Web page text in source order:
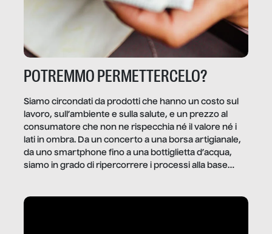
POTREMMO PERMETTERCELO?
Siamo circondati da prodotti che hanno un costo sul
lavoro, sull’ambiente e sulla salute, e un prezzo al
consumatore che non ne rispecchia né il valore né i
lati in ombra. Da un concerto a una borsa artigianale,
da uno smartphone fino a una bottiglietta d’acqua,
siamo in grado di ripercorrere i processi alla base
dietro gli oggetti e i servizi che fanno la nostra vita